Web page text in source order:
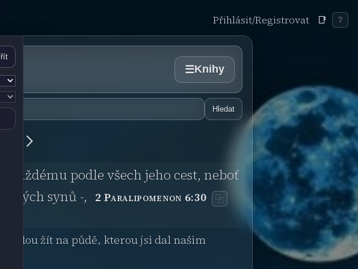
Přihlásit/Registrovat 📑 ❔
☰Knihy
Hledat
každému podle všech jeho cest, neboť
synů -,
2 Paralipomenon 6:30 ⿻
budou žít na půdě, kterou jsi dal našim